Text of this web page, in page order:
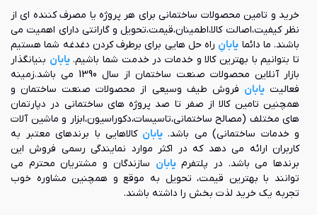
خرید و تامین محصولات ساختمانی برای هر پروژه یا مصرف کننده ای از
نظر کیفیت،اصالت کالا،اطمینان،قیمت،تحویل و گارانتی دارای اهمیت می
باشند. ما دائما یابانِ راه حل هایی برای برطرف کردن دغدغه شما هستیم
تا بتوانیم با بهترین کالا و خدمات در خدمت شما باشیم.یابان بنیانگذار
بازار آنلاین محصولات صنعت ساختمان از سال 1390 می باشد.زمینه
فعالیتیابان فروش طیف وسیعی از محصولات صنعت ساختمان و
همچنین تامین کالا از صفر تا صد پروژه های ساختمانی در دپارتمان
های مختلف (مصالح ساختمانی،تاسیسات،دکوراسیون،ابزار و ماشین آلات
و خدمات ساختمانی) می باشد.یابان کالاهایی با برندهای معتبر به
کاربران ارائه می دهد که در اکثر موارد نمایندگی رسمی فروش این
برندها می باشد. در پلتفرمیابان سازندگان و مشتریان محترم می
توانند با بهترین قیمت، تحویل به موقع و همچنین مشاوره خوب
تجربه یک خرید لذت بخش را داشته باشند.